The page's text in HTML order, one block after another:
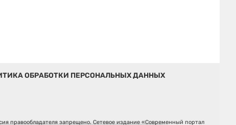
ОБРАБОТКИ ПЕРСОНАЛЬНЫХ ДАННЫХ
правообладателя запрещено. Сетевое издание «Современный портал